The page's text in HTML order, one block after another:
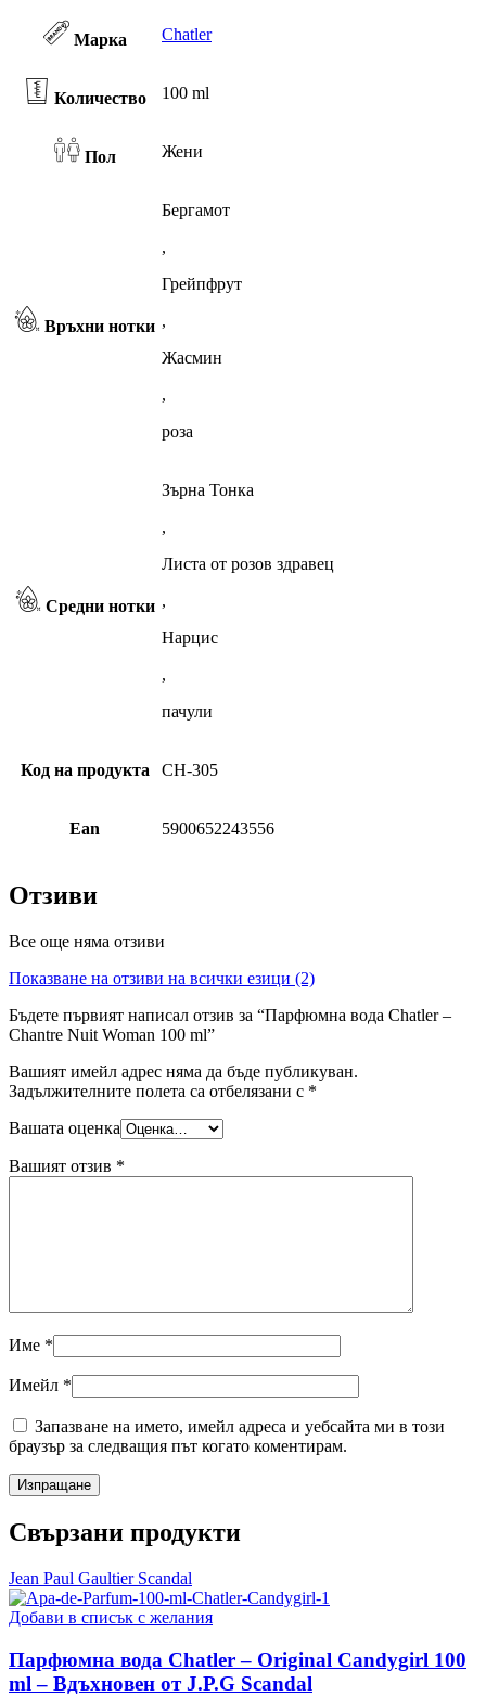
Марка Chatler
Количество 100 ml
Пол Жени
Връхни нотки
Бергамот
,
Грейпфрут
,
Жасмин
,
роза
Средни нотки
Зърна Тонка
,
Листа от розов здравец
,
Нарцис
,
пачули
Код на продукта CH-305
Ean 5900652243556
Отзиви
Все още няма отзиви
Показване на отзиви на всички езици (2)
Бъдете първият написал отзив за “Парфюмна вода Chatler –
Chantre Nuit Woman 100 ml”
Вашият имейл адрес няма да бъде публикуван.
Задължителните полета са отбелязани с *
Вашата оценка
Вашият отзив *
Име *
Имейл *
Запазване на името, имейл адреса и уебсайта ми в този
браузър за следващия път когато коментирам.
Свързани продукти
Jean Paul Gaultier Scandal
Добави в списък с желания
Парфюмна вода Chatler – Original Candygirl 100
ml – Вдъхновен от J.P.G Scandal